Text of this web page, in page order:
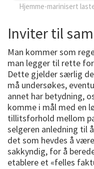
Hjemme-marinisert
Inviter til
Man kommer som
man legger til rette
Dette gjelder særlig
må undersøkes,
annet har betydning,
komme i mål med en
tillitsforhold mellom
selgeren anledning til
det som hevdes å
sakkyndig, for å
etablere et «felles